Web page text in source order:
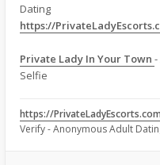
Dating
https://
Private Lady In Your Town
Selfie
https://PrivateLadyEscorts.com
Verify - Anonymous Adult